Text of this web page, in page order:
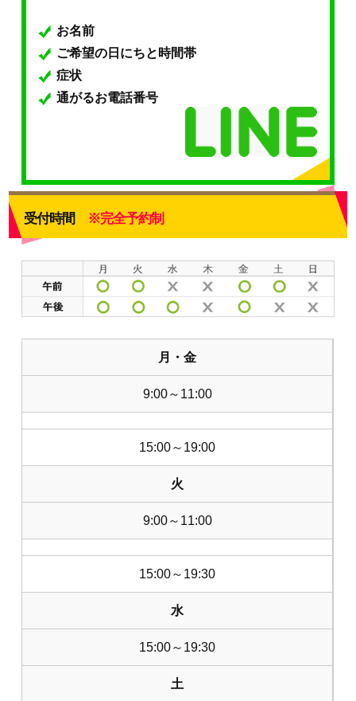
お名前
ご希望の日にちと時間帯
症状
通がるお電話番号
受付時間 ※完全予約制
月・金
9:00～11:00
15:00～19:00
火
9:00～11:00
15:00～19:30
水
15:00～19:30
土